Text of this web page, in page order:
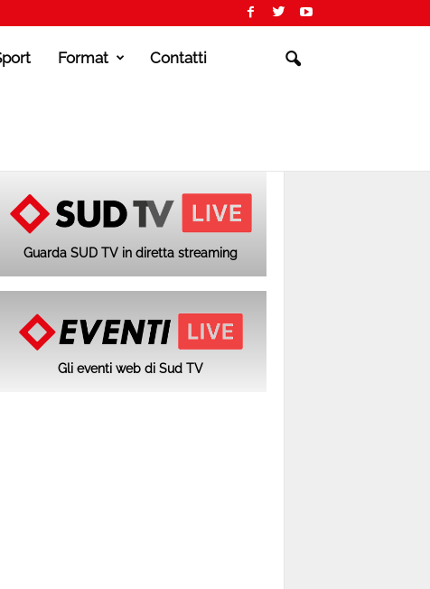
Format Contatti
Guarda SUD TV in diretta streaming
Gli eventi web di Sud TV